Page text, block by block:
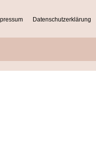
Datenschutzerklärung